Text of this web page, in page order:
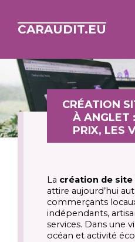
CARAUDIT.EU
CRÉATION
À ANGLET
PRIX, LES
La création de
attire aujourd’hui
commerçants
indépendants,
services. Dans une
océan et activité